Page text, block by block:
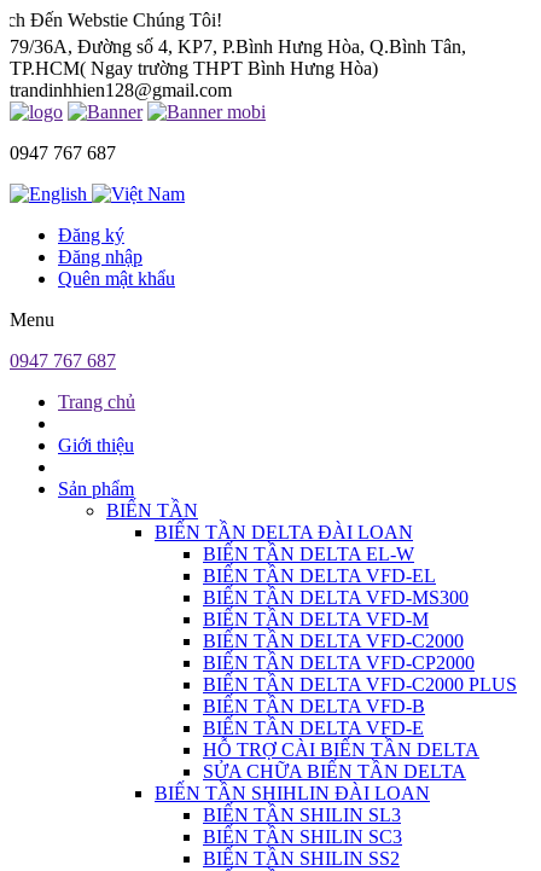
Chúng Tôi!
79/36A, Đường số 4, KP7, P.Bình Hưng Hòa, Q.Bình Tân,
TP.HCM( Ngay trường THPT Bình Hưng Hòa)
trandinhhien128@gmail.com
0947 767 687
Đăng ký
Đăng nhập
Quên mật khẩu
Menu
0947 767 687
Trang chủ
Giới thiệu
Sản phẩm
BIẾN TẦN
BIẾN TẦN DELTA ĐÀI LOAN
BIẾN TẦN DELTA EL-W
BIẾN TẦN DELTA VFD-EL
BIẾN TẦN DELTA VFD-MS300
BIẾN TẦN DELTA VFD-M
BIẾN TẦN DELTA VFD-C2000
BIẾN TẦN DELTA VFD-CP2000
BIẾN TẦN DELTA VFD-C2000 PLUS
BIẾN TẦN DELTA VFD-B
BIẾN TẦN DELTA VFD-E
HỖ TRỢ CÀI BIẾN TẦN DELTA
SỬA CHỮA BIẾN TẦN DELTA
BIẾN TẦN SHIHLIN ĐÀI LOAN
BIẾN TẦN SHILIN SL3
BIẾN TẦN SHILIN SC3
BIẾN TẦN SHILIN SS2